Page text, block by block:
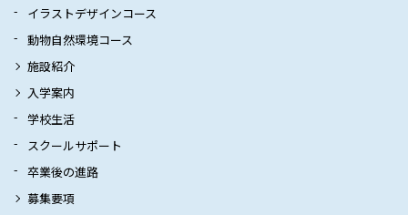
イラストデザインコース
動物自然環境コース
施設紹介
入学案内
学校生活
スクールサポート
卒業後の進路
募集要項